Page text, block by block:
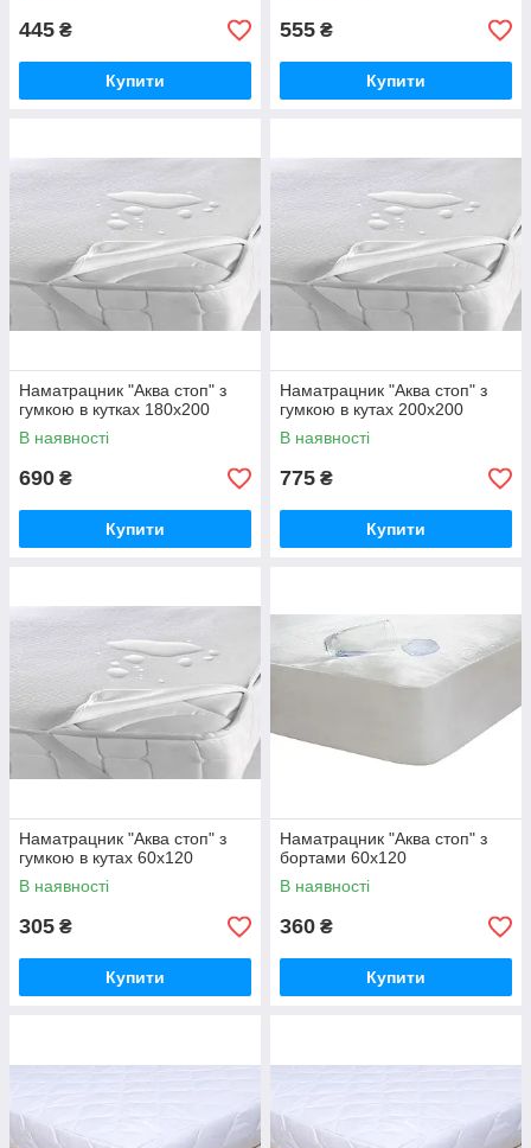
445 ₴
Купити
555 ₴
Купити
Наматрацник "Аква стоп" з
гумкою в кутках 180х200
В наявності
690 ₴
Купити
Наматрацник "Аква стоп" з
гумкою в кутах 200х200
В наявності
775 ₴
Купити
Наматрацник "Аква стоп" з
гумкою в кутах 60х120
В наявності
305 ₴
Купити
Наматрацник "Аква стоп" з
бортами 60х120
В наявності
360 ₴
Купити